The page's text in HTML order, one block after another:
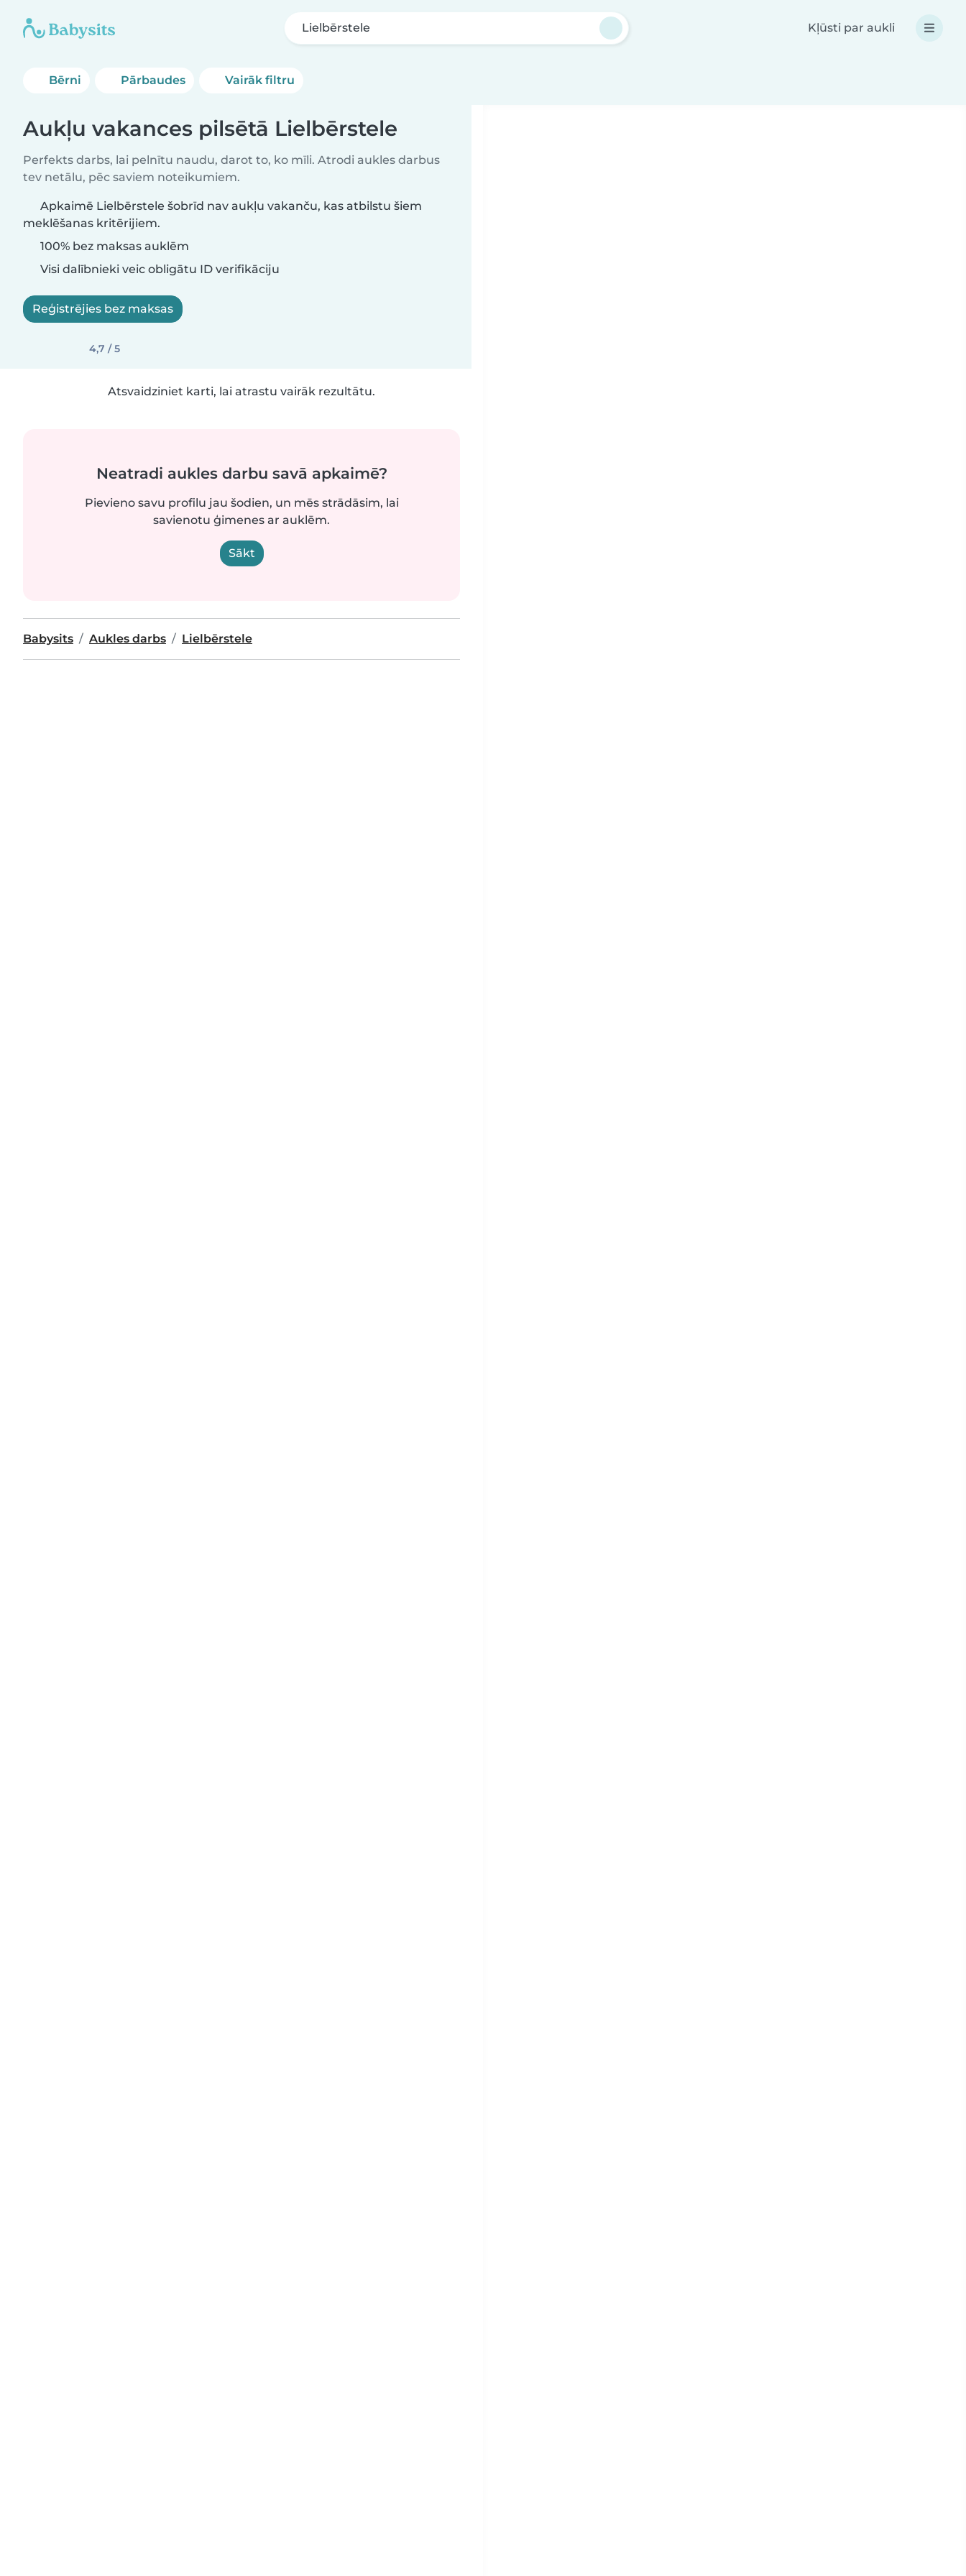
Lielbērstele Kļūsti par aukli
Bērni Pārbaudes Vairāk filtru
Aukļu vakances pilsētā Lielbērstele
Perfekts darbs, lai pelnītu naudu, darot to, ko mīli. Atrodi aukles darbus
tev netālu, pēc saviem noteikumiem.
Apkaimē Lielbērstele šobrīd nav aukļu vakanču, kas atbilstu šiem
meklēšanas kritērijiem.
100% bez maksas auklēm
Visi dalībnieki veic obligātu ID verifikāciju
Reģistrējies bez maksas
4,7 / 5
Atsvaidziniet karti, lai atrastu vairāk rezultātu.
Neatradi aukles darbu savā apkaimē?
Pievieno savu profilu jau šodien, un mēs strādāsim, lai
savienotu ģimenes ar auklēm.
Sākt
Babysits Aukles darbs Lielbērstele